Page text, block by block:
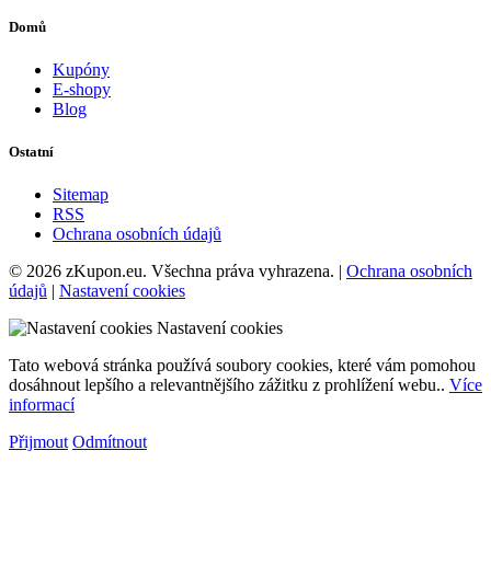
Domů
Kupóny
E-shopy
Blog
Ostatní
Sitemap
RSS
Ochrana osobních údajů
© 2026 zKupon.eu. Všechna práva vyhrazena. | Ochrana osobních
údajů | Nastavení cookies
Nastavení cookies
Tato webová stránka používá soubory cookies, které vám pomohou
dosáhnout lepšího a relevantnějšího zážitku z prohlížení webu.. Více
informací
Přijmout Odmítnout